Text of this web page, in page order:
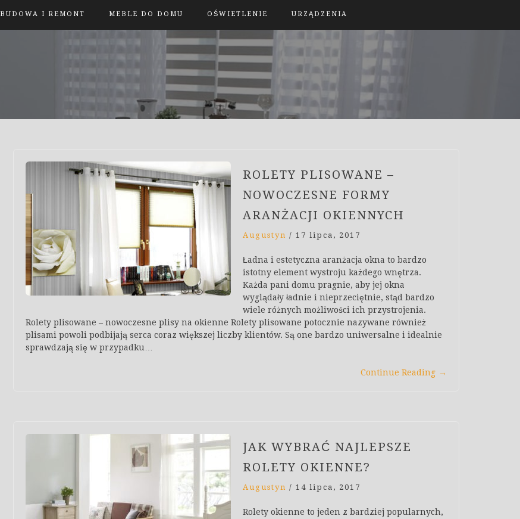
BUDOWA I REMONT MEBLE DO DOMU OŚWIETLENIE URZĄDZENIA
ROLETY PLISOWANE –
NOWOCZESNE FORMY
ARANŻACJI OKIENNYCH
Augustyn / 17 lipca, 2017
Ładna i estetyczna aranżacja okna to bardzo
istotny element wystroju każdego wnętrza.
Każda pani domu pragnie, aby jej okna
wyglądały ładnie i nieprzeciętnie, stąd bardzo
wiele różnych możliwości ich przystrojenia.
Rolety plisowane – nowoczesne plisy na okienne Rolety plisowane potocznie nazywane również
plisami powoli podbijają serca coraz większej liczby klientów. Są one bardzo uniwersalne i idealnie
sprawdzają się w przypadku…
Continue Reading →
JAK WYBRAĆ NAJLEPSZE
ROLETY OKIENNE?
Augustyn / 14 lipca, 2017
Rolety okienne to jeden z bardziej popularnych,